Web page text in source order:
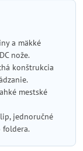
a mäkké
nože.
konštrukcia
mestské
jednoručné
foldera.